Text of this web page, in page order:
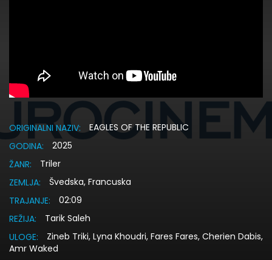
ORIGINALNI NAZIV:
EAGLES OF THE REPUBLIC
GODINA:
2025
ŽANR:
Triler
ZEMLJA:
Švedska, Francuska
TRAJANJE:
02:09
REŽIJA:
Tarik Saleh
ULOGE:
Zineb Triki, Lyna Khoudri, Fares Fares, Cherien Dabis,
Amr Waked